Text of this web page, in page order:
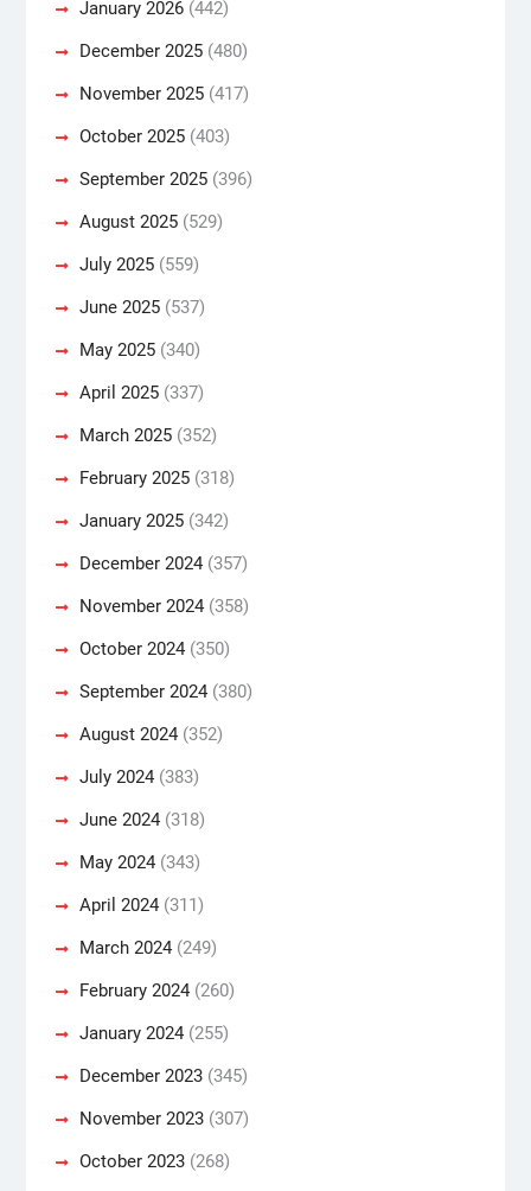
January 2026(442)
December 2025(480)
November 2025(417)
October 2025(403)
September 2025(396)
August 2025(529)
July 2025(559)
June 2025(537)
May 2025(340)
April 2025(337)
March 2025(352)
February 2025(318)
January 2025(342)
December 2024(357)
November 2024(358)
October 2024(350)
September 2024(380)
August 2024(352)
July 2024(383)
June 2024(318)
May 2024(343)
April 2024(311)
March 2024(249)
February 2024(260)
January 2024(255)
December 2023(345)
November 2023(307)
October 2023(268)